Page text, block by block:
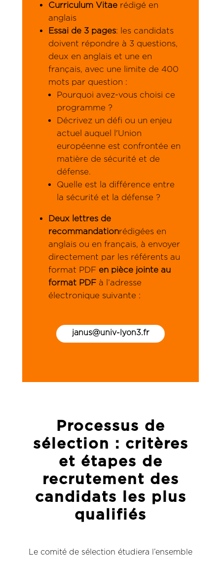
Curriculum Vitaerédigé en
anglais
Essai de 3 pages: les candidats
doivent répondre à 3 questions,
deux en anglais et une en
français, avec une limite de 400
mots par question :
Pourquoi avez-vous choisi ce
programme ?
Décrivez un défi ou un enjeu
actuel auquel l'Union
européenne est confrontée en
matière de sécurité et de
défense.
Quelle est la différence entre
la sécurité et la défense ?
Deux lettres de
recommandationrédigées en
anglais ou en français, à envoyer
directement par les référents au
format PDF en pièce jointe au
format PDFà l’adresse
électronique suivante :
janus@univ-lyon3.fr
Processus de
sélection : critères
et étapes de
recrutement des
candidats les plus
qualifiés
Le comité de sélection étudiera l’ensemble